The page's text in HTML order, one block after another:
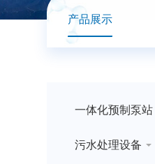
产品展示
一体化预制泵站
污水处理设备